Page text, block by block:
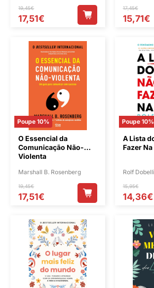
19,45€
17,51€
17,45€
15,71€
Poupe 10%
O Essencial da
Comunicação Não-
Violenta
Marshall B. Rosenberg
19,45€
17,51€
Poupe 10%
A Lista
Fazer
Rolf Dobelli
15,95€
14,36€